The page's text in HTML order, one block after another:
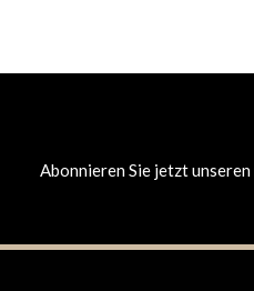
Abonnieren Sie jetzt